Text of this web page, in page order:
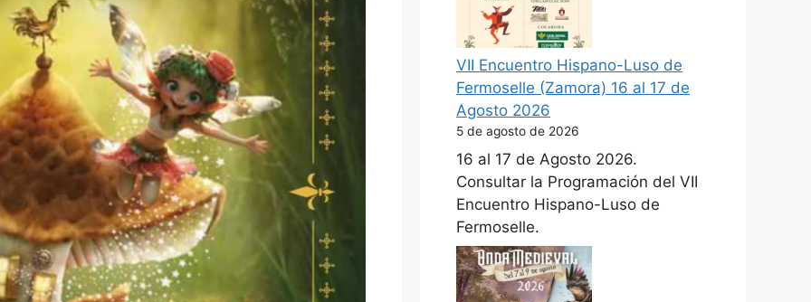
VII Encuentro Hispano-Luso de
Fermoselle (Zamora) 16 al 17 de
Agosto 2026
5 de agosto de 2026
16 al 17 de Agosto 2026.
Consultar la Programación del VII
Encuentro Hispano-Luso de
Fermoselle.